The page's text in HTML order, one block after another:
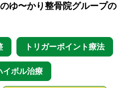
ゆ〜かり整骨院グループの
トリガーポイント療法
イボル治療